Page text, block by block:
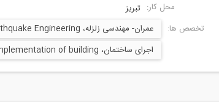
محل کار: تبریز
تخصص ها:
عمران- مهندسی زلزله، Earthquake Engineering
اجرای ساختمان، Implementation of building